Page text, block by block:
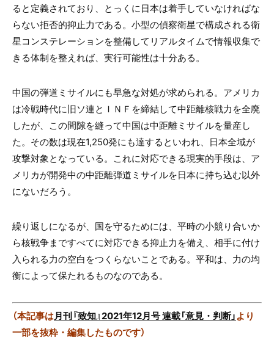
ると定義されており、とっくに日本は着手していなければな
らない拒否的抑止力である。小型の偵察衛星で構成される衛
星コンステレーションを整備してリアルタイムで情報収集で
きる体制を整えれば、実行可能性は十分ある。
中国の弾道ミサイルにも早急な対処が求められる。アメリカ
は冷戦時代に旧ソ連とＩＮＦを締結して中距離核戦力を全廃
したが、この間隙を縫って中国は中距離ミサイルを量産し
た。その数は現在1,250発にも達するといわれ、日本全域が
攻撃対象となっている。これに対応できる現実的手段は、ア
メリカが開発中の中距離弾道ミサイルを日本に持ち込む以外
にないだろう。
繰り返しになるが、国を守るためには、平時の小競り合いか
ら核戦争まですべてに対応できる抑止力を備え、相手に付け
入られる力の空白をつくらないことである。平和は、力の均
衡によって保たれるものなのである。
（本記事は月刊『致知』2021年12月号 連載「意見・判断」より
一部を抜粋・編集したものです）